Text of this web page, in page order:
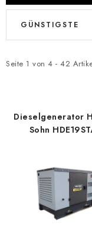
Datenschutzerklärung
Versand & Zahlung
Reklamation
L
t
Seite 1 von 4 - 42
P
d
GÜNSTIGSTE
Dieselgenerator
Sohn